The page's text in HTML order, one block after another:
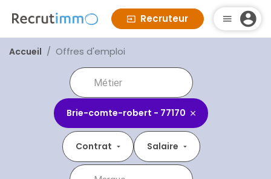
Recruteur
Accueil Offres d'emploi
Brie-comte-robert - 77170
Contrat Salaire